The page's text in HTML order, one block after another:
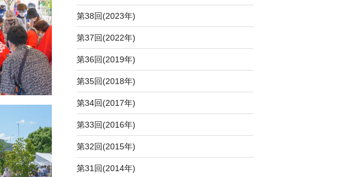
第38回(2023年)
第37回(2022年)
第36回(2019年)
第35回(2018年)
第34回(2017年)
第33回(2016年)
第32回(2015年)
第31回(2014年)